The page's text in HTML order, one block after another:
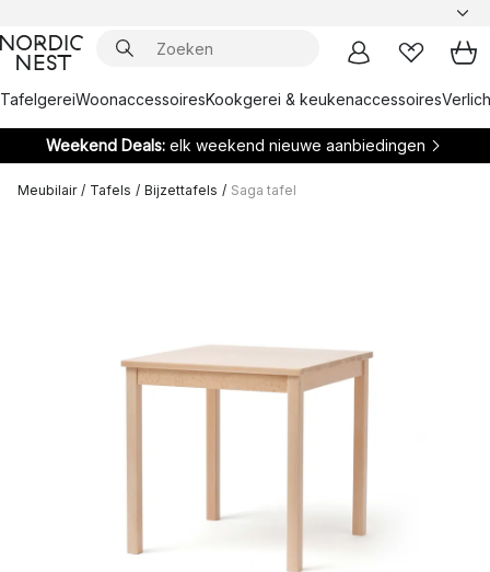
TafelgereiWoonaccessoiresKookgerei & keukenaccessoires
Weekend Deals: elk weekend nieuwe aanbiedingen
Meubilair / Tafels / Bijzettafels / Saga tafel